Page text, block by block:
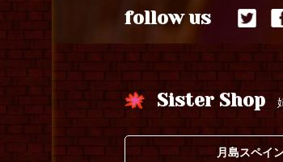
follow us
Sister Shop
月島スペイ